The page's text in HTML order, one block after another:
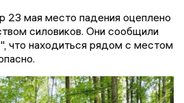
23 мая место падения оцеплено
силовиков. Они сообщили
что находиться рядом с местом